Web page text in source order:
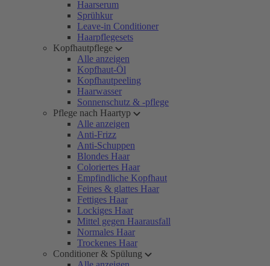
Haarserum
Sprühkur
Leave-in Conditioner
Haarpflegesets
Kopfhautpflege
Alle anzeigen
Kopfhaut-Öl
Kopfhautpeeling
Haarwasser
Sonnenschutz & -pflege
Pflege nach Haartyp
Alle anzeigen
Anti-Frizz
Anti-Schuppen
Blondes Haar
Coloriertes Haar
Empfindliche Kopfhaut
Feines & glattes Haar
Fettiges Haar
Lockiges Haar
Mittel gegen Haarausfall
Normales Haar
Trockenes Haar
Conditioner & Spülung